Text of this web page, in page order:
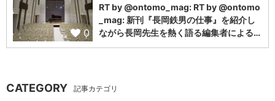
0
RT by @ontomo_mag: RT by @ontomo
_mag: 新刊『長岡鉄男の仕事』を紹介し
ながら長岡先生を熱く語る編集者による…
CATEGORY 記事カテゴリ